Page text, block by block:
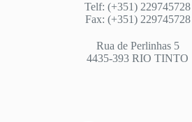
Telf: (+351) 229745728
Fax: (+351) 229745728
Rua de Perlinhas 5
4435-393 RIO TINTO